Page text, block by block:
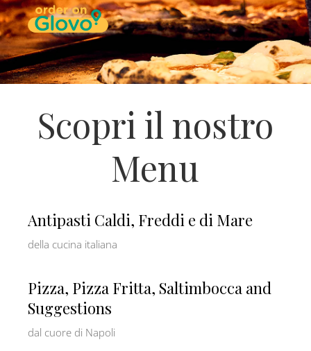
Scopri il nostro
Menu
Antipasti Caldi, Freddi e di Mare
della cucina italiana
Pizza, Pizza Fritta, Saltimbocca and
Suggestions
dal cuore di Napoli